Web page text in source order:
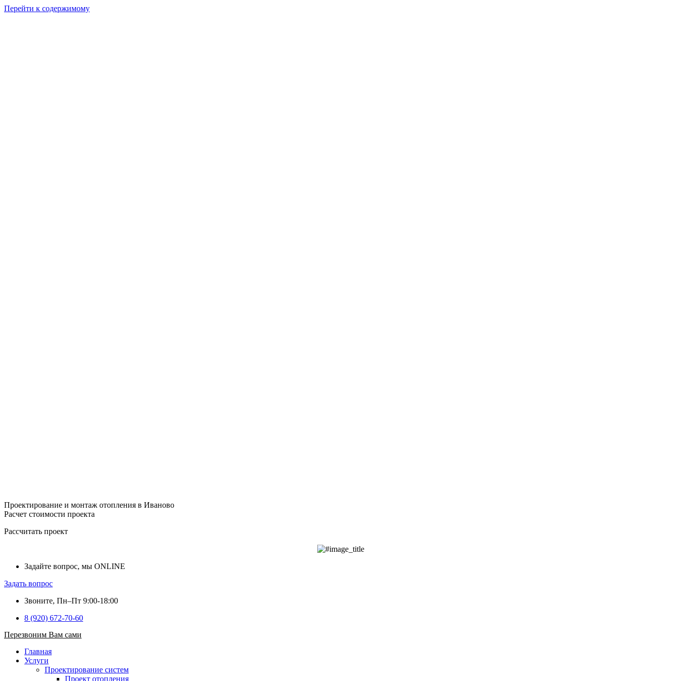
Перейти к содержимому
Проектирование и монтаж отопления в Иваново
Расчет стоимости проекта
Рассчитать проект
Задайте вопрос, мы ONLINE
Задать вопрос
Звоните, Пн–Пт 9:00-18:00
8 (920) 672-70-60
Перезвоним Вам сами
Главная
Услуги
Проектирование систем
Проект отопления